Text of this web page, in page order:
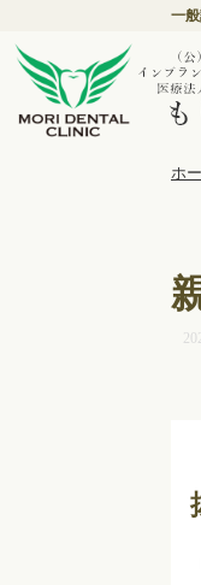
一
ホ